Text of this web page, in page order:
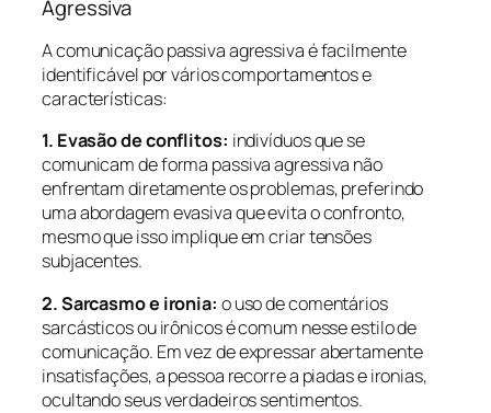
Agressiva
A comunicação passiva agressiva é facilmente
identificável por vários comportamentos e
características:
1. Evasão de conflitos: indivíduos que se
comunicam de forma passiva agressiva não
enfrentam diretamente os problemas, preferindo
uma abordagem evasiva que evita o confronto,
mesmo que isso implique em criar tensões
subjacentes.
2. Sarcasmo e ironia: o uso de comentários
sarcásticos ou irônicos é comum nesse estilo de
comunicação. Em vez de expressar abertamente
insatisfações, a pessoa recorre a piadas e ironias,
ocultando seus verdadeiros sentimentos.